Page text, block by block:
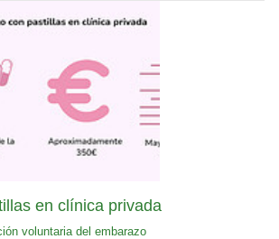
en clínica privada
voluntaria del embarazo